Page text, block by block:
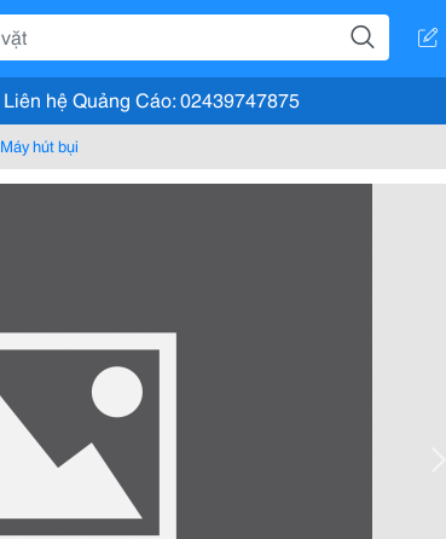
Liên hệ Quảng Cáo: 02439747875
Máy hút bụi